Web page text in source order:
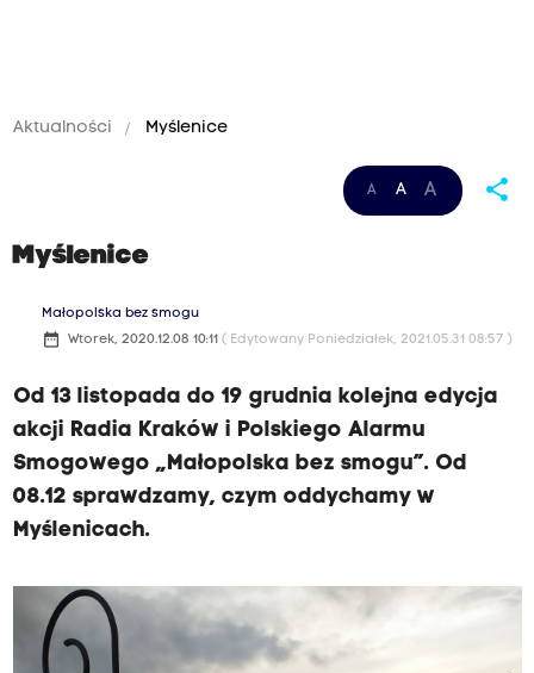
Aktualności Myślenice
A A A share
Myślenice
Małopolska bez smogu
date_range Wtorek, 2020.12.08 10:11 ( Edytowany Poniedziałek, 2021.05.31 08:57 )
Od 13 listopada do 19 grudnia kolejna edycja
akcji Radia Kraków i Polskiego Alarmu
Smogowego „Małopolska bez smogu”. Od
08.12 sprawdzamy, czym oddychamy w
Myślenicach.